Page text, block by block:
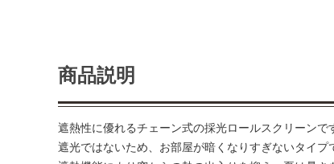
商品説明
遮熱性に優れるチェーン式の採光ロールスクリーンで
遮光ではないため、お部屋が暗くなりすぎないタイプ